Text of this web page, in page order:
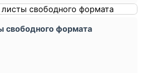
свободного формата